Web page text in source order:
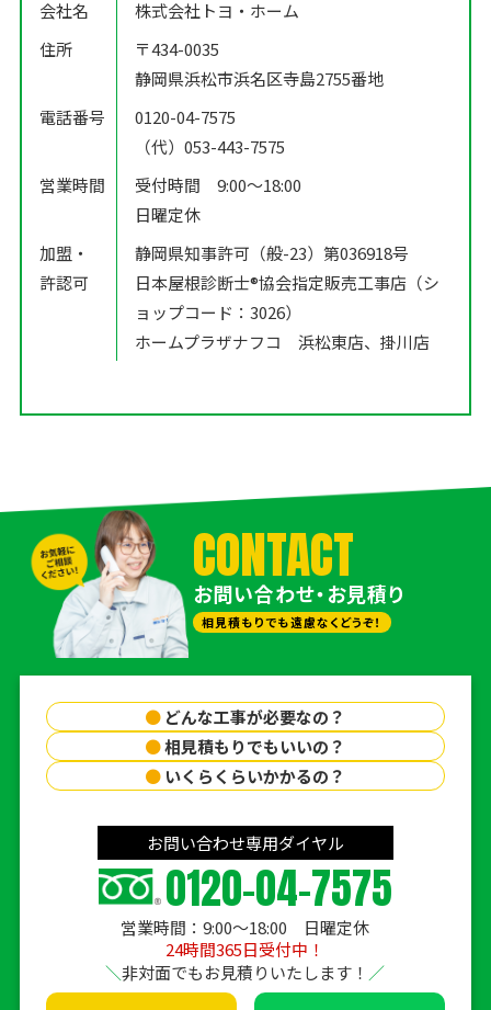
会社名
株式会社トヨ・ホーム
住所
〒434-0035
静岡県浜松市浜名区寺島2755番地
電話番号
0120-04-7575
（代）053-443-7575
営業時間
受付時間 9:00〜18:00
日曜定休
加盟・
許認可
静岡県知事許可（般-23）第036918号
日本屋根診断士®️協会指定販売工事店（シ
ョップコード：3026）
ホームプラザナフコ 浜松東店、掛川店
CONTACT
お問い合わせ・お見積り
相見積もりでも遠慮なくどうぞ！
● どんな工事が必要なの？
●相見積もりでもいいの？
● いくらくらいかかるの？
お問い合わせ専用ダイヤル
0120-04-7575
営業時間：9:00〜18:00 日曜定休
24時間365日受付中！
非対面でもお見積りいたします！